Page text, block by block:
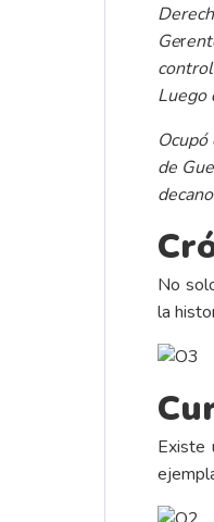
Ger
Luego
de
No
la
Existe